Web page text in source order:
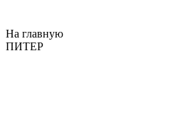
На главную
ПИТЕР